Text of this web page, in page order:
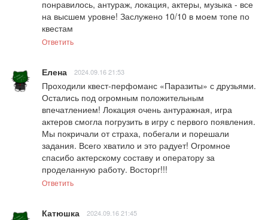
понравилось, антураж, локация, актеры, музыка - все
на высшем уровне! Заслужено 10/10 в моем топе по
квестам
Ответить
Елена 2024.09.16 21:53
Проходили квест-перфоманс «Паразиты» с друзьями.
Остались под огромным положительным
впечатлением! Локация очень антуражная, игра
актеров смогла погрузить в игру с первого появления.
Мы покричали от страха, побегали и порешали
задания. Всего хватило и это радует! Огромное
спасибо актерскому составу и оператору за
проделанную работу. Восторг!!!
Ответить
Катюшка 2024.09.16 21:45